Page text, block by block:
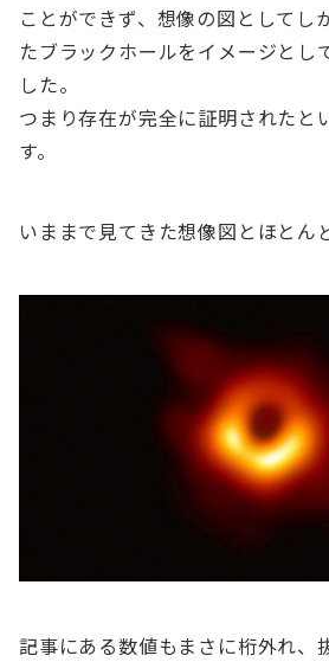
ことができず、想像の図としてし
たブラックホールをイメージとし
した。
つまり存在が完全に証明されたと
す。
いままで見てきた想像図とほとん
記事にある数値もまさに桁外れ、